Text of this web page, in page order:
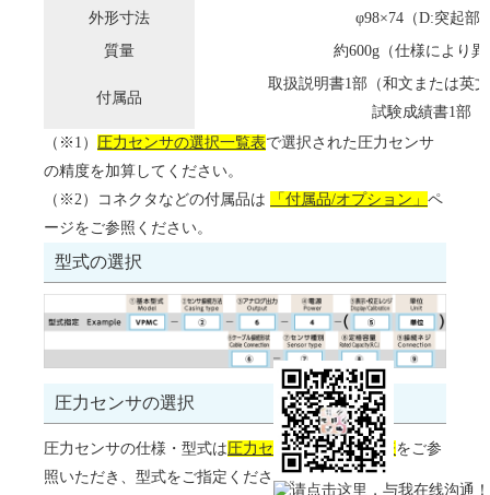
外形寸法
φ98×74（D:突起部
質量
約600g（仕様により
付属品
取扱説明書1部（和文または英
試験成績書1部
（※1） 圧力センサの選択一覧表で選択された圧力センサ
の精度を加算してください。
（※2）コネクタなどの付属品は
「付属品/オプション」 ペ
ージをご参照ください。
型式の選択
圧力センサの選択
圧力センサの仕様・型式は圧力センサの選択一覧表をご参
照いただき、型式をご指定ください。